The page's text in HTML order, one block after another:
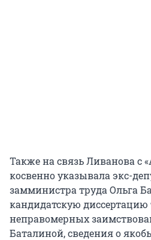
тенденций развития
деятельности» от 2006
правительства,
Также на связь Ливанова с
косвенно указывала экс-
замминистра труда Ольга
кандидатскую диссертацию
неправомерных
Баталиной, сведения о